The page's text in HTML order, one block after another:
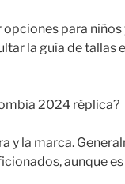
para
la guía de
2024 réplica?
y la marca.
aunque